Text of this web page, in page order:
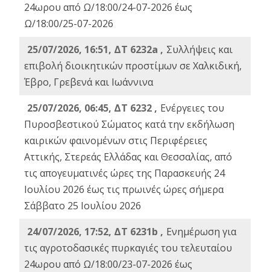
24ωρου από Ω/18:00/24-07-2026 έως
Ω/18:00/25-07-2026
25/07/2026, 16:51, ΔΤ 6232a , Συλλήψεις και
επιβολή διοικητικών προστίμων σε Χαλκιδική,
Έβρο, Γρεβενά και Ιωάννινα
25/07/2026, 06:45, ΔΤ 6232 , Ενέργειες του
Πυροσβεστικού Σώματος κατά την εκδήλωση
καιρικών φαινομένων στις Περιφέρειες
Αττικής, Στερεάς Ελλάδας και Θεσσαλίας, από
τις απογευματινές ώρες της Παρασκευής 24
Ιουλίου 2026 έως τις πρωινές ώρες σήμερα
Σάββατο 25 Ιουλίου 2026
24/07/2026, 17:52, ΔΤ 6231b , Ενημέρωση για
τις αγροτοδασικές πυρκαγιές του τελευταίου
24ωρου από Ω/18:00/23-07-2026 έως